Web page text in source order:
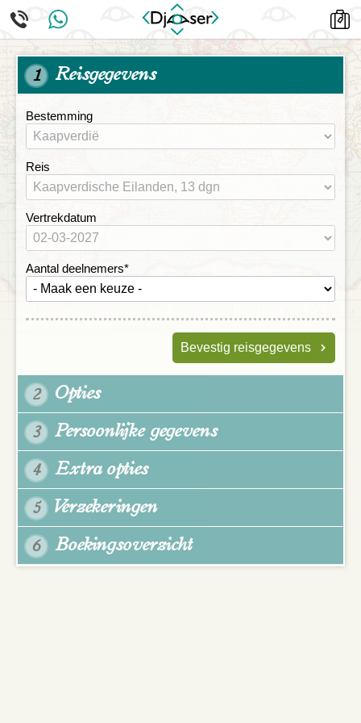
1 Reisgegevens
Bestemming
Reis
Vertrekdatum
Aantal deelnemers*
Bevestig reisgegevens
2 Opties
3 Persoonlijke gegevens
4 Extra opties
5 Verzekeringen
6 Boekingsoverzicht